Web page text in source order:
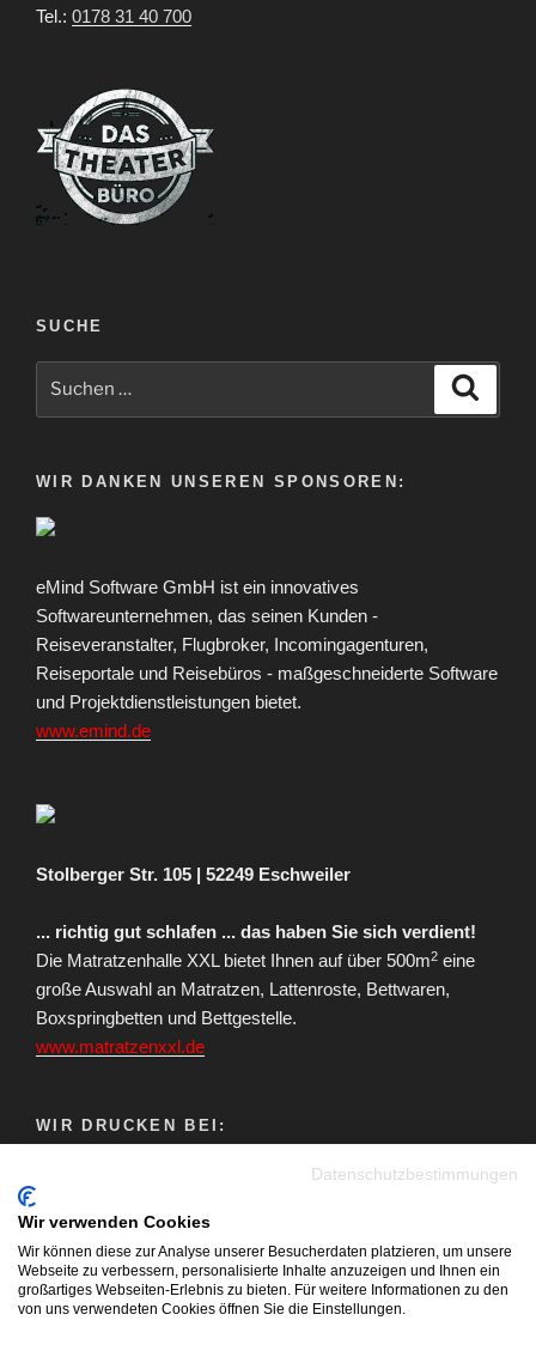
Tel.: 0178 31 40 700
SUCHE
WIR DANKEN UNSEREN SPONSOREN:
eMind Software GmbH ist ein innovatives
Softwareunternehmen, das seinen Kunden -
Reiseveranstalter, Flugbroker, Incomingagenturen,
Reiseportale und Reisebüros - maßgeschneiderte Software
und Projektdienstleistungen bietet.
www.emind.de
Stolberger Str. 105 | 52249 Eschweiler
... richtig gut schlafen ... das haben Sie sich verdient!
Die Matratzenhalle XXL bietet Ihnen auf über 500m2 eine
große Auswahl an Matratzen, Lattenroste, Bettwaren,
Boxspringbetten und Bettgestelle.
www.matratzenxxl.de
WIR DRUCKEN BEI:
Datenschutzbestimmungen
Wir verwenden Cookies
Wir können diese zur Analyse unserer Besucherdaten platzieren, um unsere
Webseite zu verbessern, personalisierte Inhalte anzuzeigen und Ihnen ein
großartiges Webseiten-Erlebnis zu bieten. Für weitere Informationen zu den
von uns verwendeten Cookies öffnen Sie die Einstellungen.